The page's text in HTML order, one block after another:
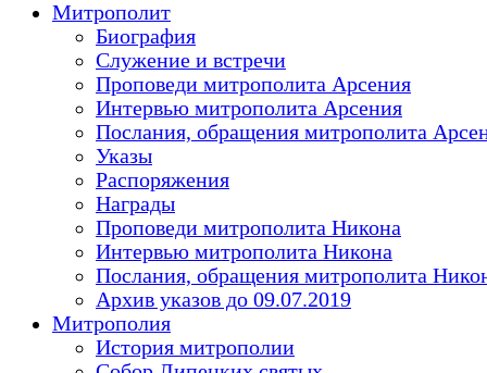
Митрополит
Биография
Служение и встречи
Проповеди митрополита Арсения
Интервью митрополита Арсения
Послания, обращения митрополита
Указы
Распоряжения
Награды
Проповеди митрополита Никона
Интервью митрополита Никона
Послания, обращения митрополита
Архив указов до 09.07.2019
Митрополия
История митрополии